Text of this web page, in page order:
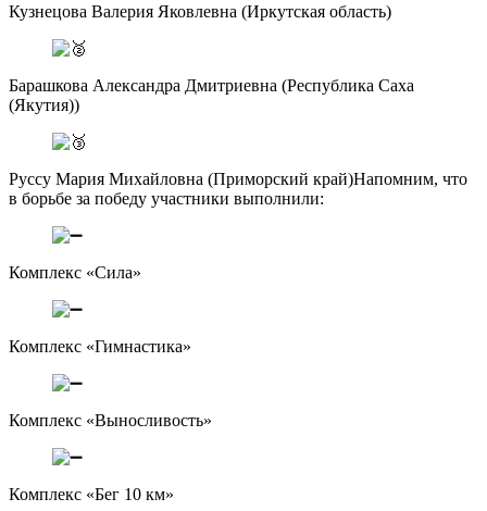
Кузнецова Валерия Яковлевна (Иркутская область)
Барашкова Александра Дмитриевна (Республика Саха
(Якутия))
Руссу Мария Михайловна (Приморский край)Напомним, что
в борьбе за победу участники выполнили:
Комплекс «Сила»
Комплекс «Гимнастика»
Комплекс «Выносливость»
Комплекс «Бег 10 км»